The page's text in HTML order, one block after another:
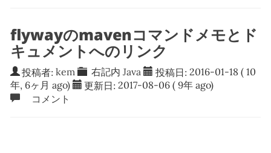
flywayのmavenコマンドメモとド
キュメントへのリンク
投稿者: kem 右記内Java 投稿日: 2016-01-18( 10
年, 6ヶ月 ago)
更新日: 2017-08-06 ( 9年 ago)
コメント